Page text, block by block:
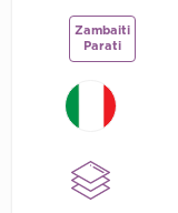
Zambaiti
Parati